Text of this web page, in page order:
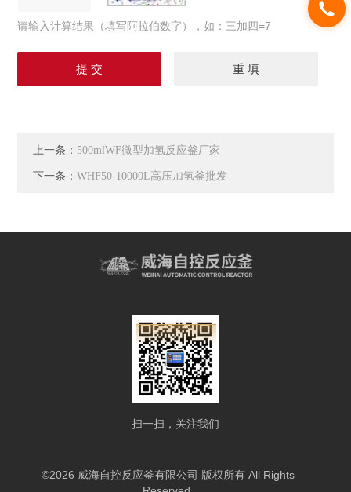
请输入计算结果（填写阿拉伯数字），如：三加四=7
上一条： 500mlWF微型加氢反应釜厂家
下一条：WHF50-10000L高压加氢釜批发
扫一扫，关注我们
©2026 威海自控反应釜有限公司 版权所有 All Rights